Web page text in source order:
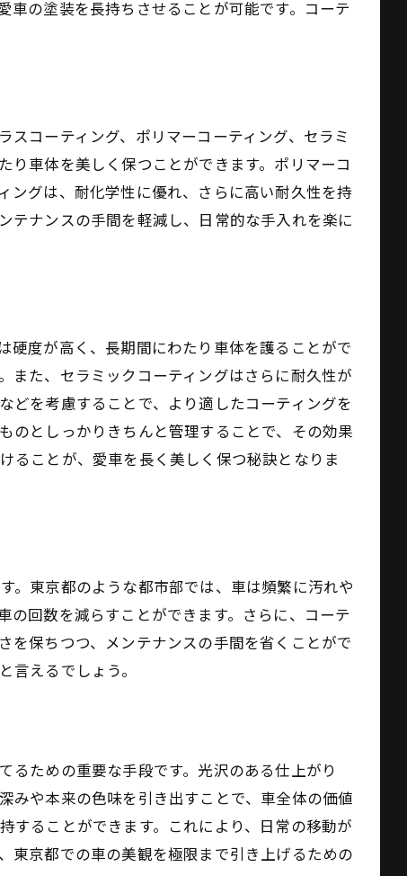
車の塗装を長持ちさせることが可能です。コーテ
コーティング、ポリマーコーティング、セラミ
り車体を美しく保つことができます。ポリマーコ
ングは、耐化学性に優れ、さらに高い耐久性を持
テナンスの手間を軽減し、日常的な手入れを楽に
硬度が高く、長期間にわたり車体を護ることがで
また、セラミックコーティングはさらに耐久性が
どを考慮することで、より適したコーティングを
のとしっかりきちんと管理することで、その効果
ることが、愛車を長く美しく保つ秘訣となりま
。東京都のような都市部では、車は頻繁に汚れや
の回数を減らすことができます。さらに、コーテ
を保ちつつ、メンテナンスの手間を省くことがで
言えるでしょう。
るための重要な手段です。光沢のある仕上がり
みや本来の色味を引き出すことで、車全体の価値
することができます。これにより、日常の移動が
東京都での車の美観を極限まで引き上げるための